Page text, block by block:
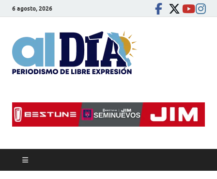
6 agosto, 2026